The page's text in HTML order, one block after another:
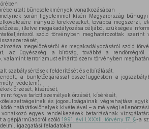
utalt bűncselekmények vonatkozásában
során figyelemmel kíséri Magyarország
irányuló törekvéseket, továbbá megszerzi,
illetve megakadályozása céljából szükséges
szóló törvényben meghatározottak
megelőzéséről és megakadályozásáról szóló
az ügyészség, a bíróság, továbbá a rendőrségről
terrorizmust elhárító szerv törvényben
szabálysértések felderítését és elbírálását,
a büntetőeljárással összefüggésben a
védelem),
őrzését, kísérését,
fogva tartott személyek őrzését, kísérését,
és jogosultságainak végrehajtása
határátkelőhelyek kivételével – a mélységi
egyes rendelkezések betartásának
a gépjárműadóról szóló 1991. évi LXXXII. törvény 17. §-a
igazgatási feladatokat.